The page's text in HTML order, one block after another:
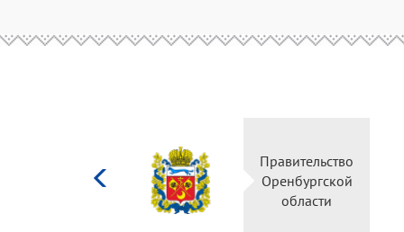
Правительство
Оренбургской
области